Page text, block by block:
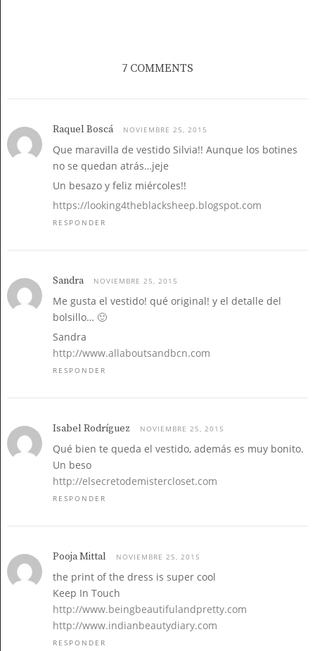
7 COMMENTS
Raquel Boscá NOVIEMBRE 25, 2015
Que maravilla de vestido Silvia!! Aunque los botines
no se quedan atrás…jeje
Un besazo y feliz miércoles!!
https://looking4theblacksheep.blogspot.com
RESPONDER
Sandra NOVIEMBRE 25, 2015
Me gusta el vestido! qué original! y el detalle del
bolsillo… 🙂
Sandra
http://www.allaboutsandbcn.com
RESPONDER
Isabel Rodríguez NOVIEMBRE 25, 2015
Qué bien te queda el vestido, además es muy bonito.
Un beso
http://elsecretodemistercloset.com
RESPONDER
Pooja Mittal NOVIEMBRE 25, 2015
the print of the dress is super cool
Keep In Touch
http://www.beingbeautifulandpretty.com
http://www.indianbeautydiary.com
RESPONDER